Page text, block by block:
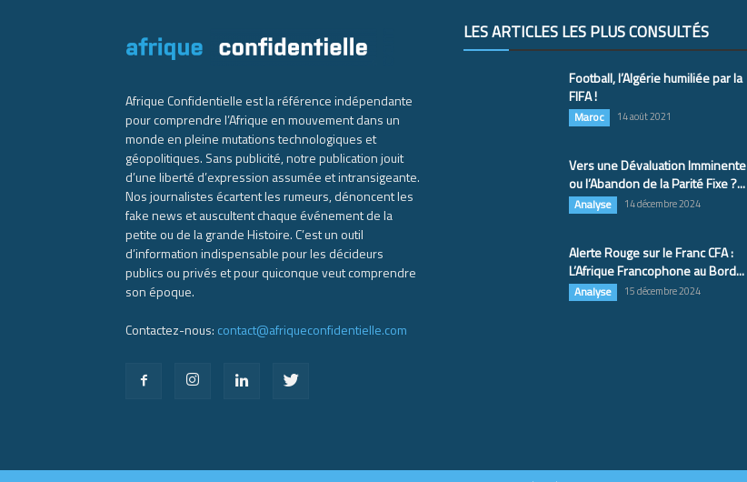
Afrique Confidentielle est la référence indépendante
pour comprendre l’Afrique en mouvement dans un
monde en pleine mutations technologiques et
géopolitiques. Sans publicité, notre publication jouit
d’une liberté d’expression assumée et intransigeante.
Nos journalistes écartent les rumeurs, dénoncent les
fake news et auscultent chaque événement de la
petite ou de la grande Histoire. C’est un outil
d’information indispensable pour les décideurs
publics ou privés et pour quiconque veut comprendre
son époque.
Contactez-nous: contact@afriqueconfidentielle.com
LES ARTICLES LES PLUS CONSULTÉS
Football, l’Algérie humiliée par la
FIFA !
Maroc 14 août 2021
Vers une Dévaluation Imminente
ou l’Abandon de la Parité Fixe ?...
Analyse 14 décembre 2024
Alerte Rouge sur le Franc CFA :
L’Afrique Francophone au Bord...
Analyse 15 décembre 2024